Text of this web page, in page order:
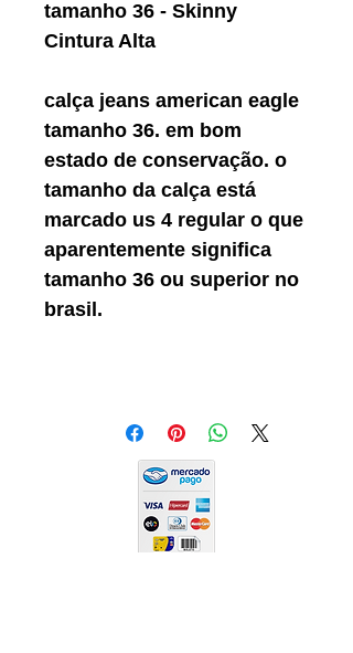
tamanho 36 - Skinny
Cintura Alta
calça jeans american eagle
tamanho 36. em bom
estado de conservação. o
tamanho da calça está
marcado us 4 regular o que
aparentemente significa
tamanho 36 ou superior no
brasil.